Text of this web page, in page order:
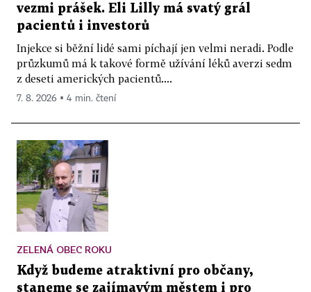
vezmi prášek. Eli Lilly má svatý grál
pacientů i investorů
Injekce si běžní lidé sami píchají jen velmi neradi. Podle
průzkumů má k takové formě užívání léků averzi sedm
z deseti amerických pacientů....
7. 8. 2026 ▪ 4 min. čtení
ZELENÁ OBEC ROKU
Když budeme atraktivní pro občany,
staneme se zajímavým městem i pro